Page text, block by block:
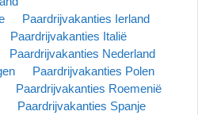
Paardrijvakanties Ierland
Paardrijvakanties Italië
Paardrijvakanties Nederland
Paardrijvakanties Polen
Paardrijvakanties Roemenië
Paardrijvakanties Spanje